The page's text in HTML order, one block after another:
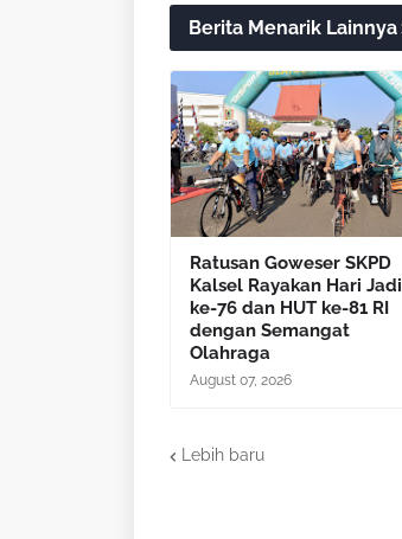
Berita Menarik Lainnya
Ratusan Goweser SKPD
Kalsel Rayakan Hari Jadi
ke-76 dan HUT ke-81 RI
dengan Semangat
Olahraga
August 07, 2026
Lebih baru